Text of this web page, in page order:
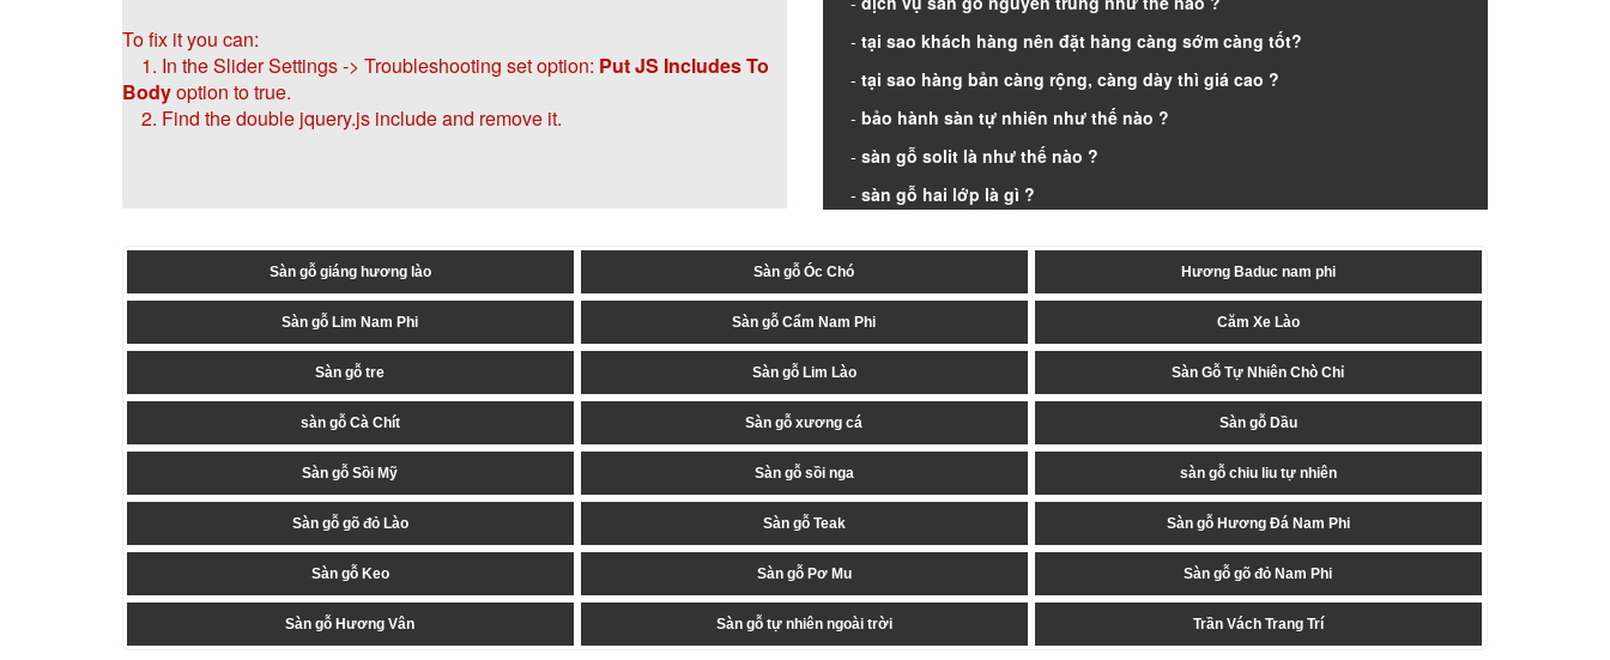
To fix it you can:
1. In the Slider Settings -> Troubleshooting set option: Put JS Includes To
Bodyoption to true.
2. Find the double jquery.js include and remove it.
tại sao khách hàng nên đặt hàng càng sớm càng tốt?
tại sao hàng bản càng rộng, càng dày thì giá cao ?
bảo hành sàn tự nhiên như thế nào ?
sàn gỗ solit là như thế nào ?
sàn gỗ hai lớp là gì ?
Sàn gỗ giáng hương lào Sàn gỗ Óc Chó Hương Baduc nam phi
Sàn gỗ Lim Nam Phi Sàn gỗ Cẩm Nam Phi Căm Xe Lào
Sàn gỗ tre Sàn gỗ Lim Lào Sàn Gỗ Tự Nhiên Chò Chỉ
sàn gỗ Cà Chít Sàn gỗ xương cá Sàn gỗ Dầu
Sàn gỗ Sồi Mỹ Sàn gỗ sồi nga sàn gỗ chiu liu tự nhiên
Sàn gỗ gõ đỏ Lào Sàn gỗ Teak Sàn gỗ Hương Đá Nam Phi
Sàn gỗ Keo Sàn gỗ Pơ Mu Sàn gỗ gõ đỏ Nam Phi
Sàn gỗ Hương Vân Sàn gỗ tự nhiên ngoài trời Trần Vách Trang Trí